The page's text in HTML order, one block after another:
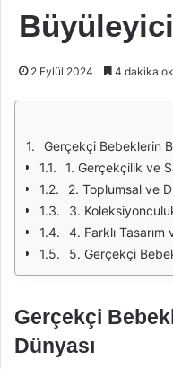
2 Eylül 2024 4 dakika
Gerçekçi Bebeklerin
1. Gerçekçilik ve
2. Toplumsal ve
3.
4. Farklı Tasarım
5. Gerçekçi
Gerçekçi
Dünyası